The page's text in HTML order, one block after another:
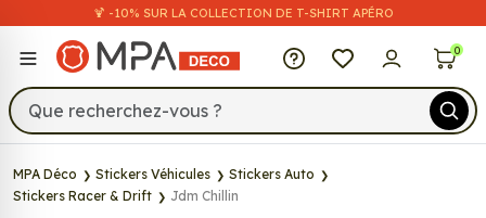
🍹 -10% SUR LA COLLECTION DE T-SHIRT APÉRO
MPA Déco 0
MPA Déco Stickers Véhicules
Stickers Auto
Stickers Racer & Drift
Jdm Chillin